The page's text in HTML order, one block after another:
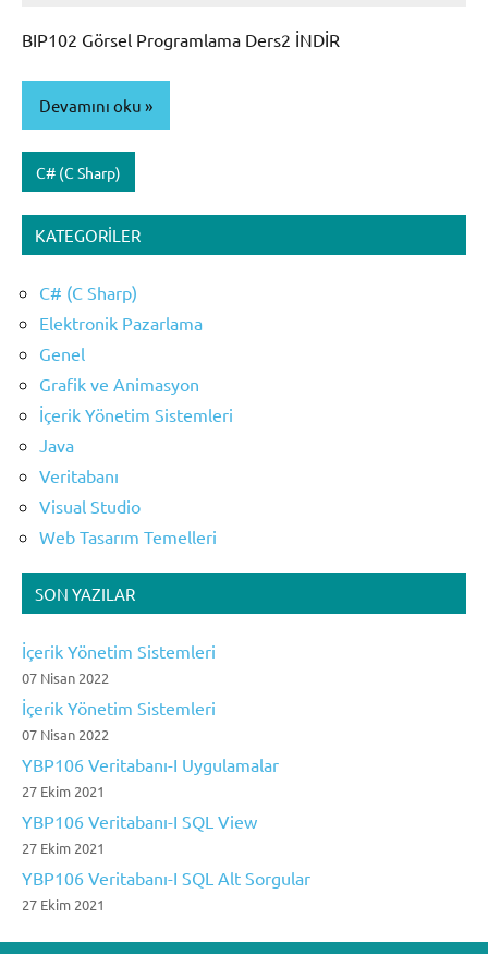
BIP102 Görsel Programlama Ders2 İNDİR
Devamını oku
C# (C Sharp)
KATEGORILER
C# (C Sharp)
Elektronik Pazarlama
Genel
Grafik ve Animasyon
İçerik Yönetim Sistemleri
Java
Veritabanı
Visual Studio
Web Tasarım Temelleri
SON YAZILAR
İçerik Yönetim Sistemleri
07 Nisan 2022
İçerik Yönetim Sistemleri
07 Nisan 2022
YBP106 Veritabanı-I Uygulamalar
27 Ekim 2021
YBP106 Veritabanı-I SQL View
27 Ekim 2021
YBP106 Veritabanı-I SQL Alt Sorgular
27 Ekim 2021